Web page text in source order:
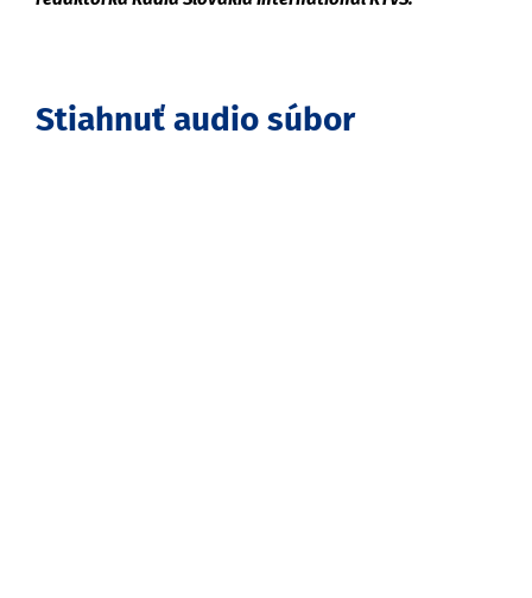
Stiahnuť audio súbor